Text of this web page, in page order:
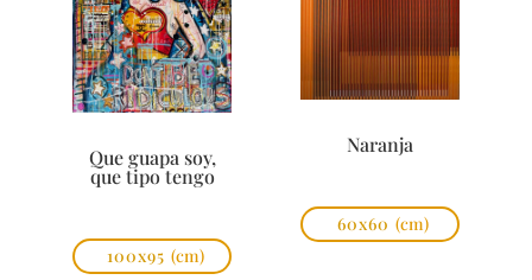
Que guapa soy,
que tipo tengo
100x95 (cm)
Naranja
60x60 (cm)